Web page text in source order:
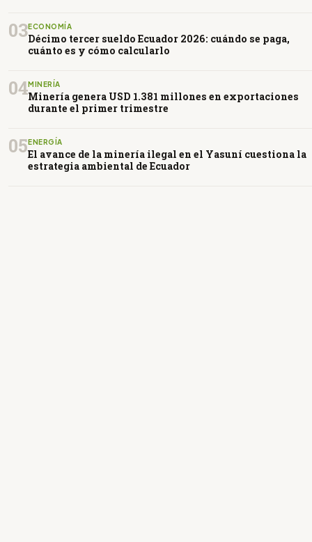
03ECONOMÍA
Décimo tercer sueldo Ecuador 2026: cuándo se paga,
cuánto es y cómo calcularlo
04MINERÍA
Minería genera USD 1.381 millones en exportaciones
durante el primer trimestre
05ENERGÍA
El avance de la minería ilegal en el Yasuní cuestiona la
estrategia ambiental de Ecuador